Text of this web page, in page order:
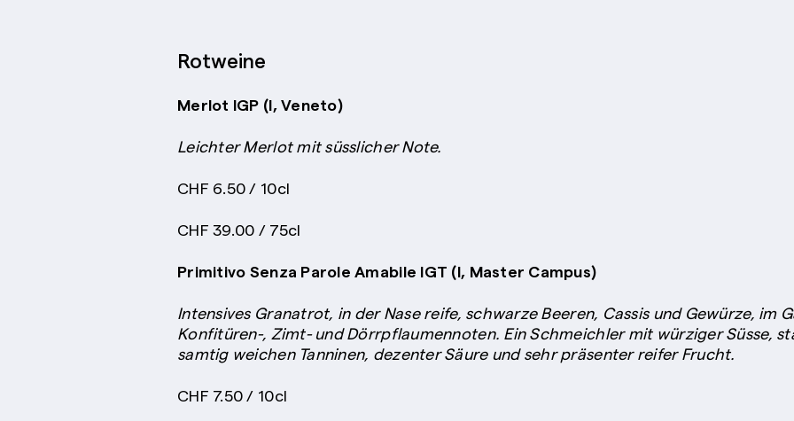
Rotweine
Merlot IGP (I, Veneto)
Leichter Merlot mit süsslicher Note.
CHF 6.50 / 10cl
CHF 39.00 / 75cl
Primitivo Senza Parole Amabile IGT (I, Master Campus)
Intensives Granatrot, in der Nase reife, schwarze Beeren, Cassis und Gewürze, im
Konfitüren-, Zimt- und Dörrpflaumennoten. Ein Schmeichler mit würziger Süsse,
samtig weichen Tanninen, dezenter Säure und sehr präsenter reifer Frucht.
CHF 7.50 / 10cl